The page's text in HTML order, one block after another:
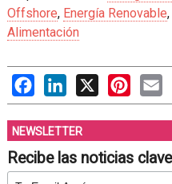
Offshore, Energía Renovable,
Alimentación
FacebookLinkedIn
X
NEWSLETTER
Recibe las noticias